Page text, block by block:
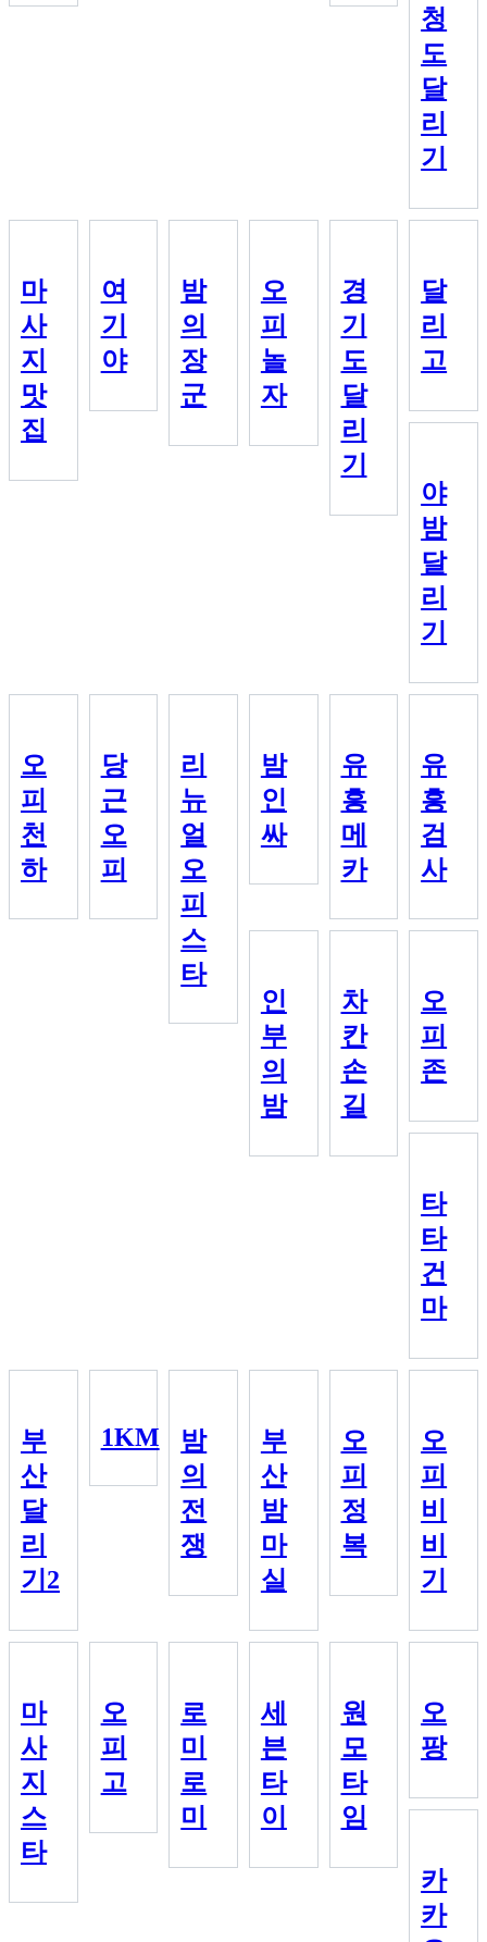
청
도
달
리
기
마
사
지
맛
집
여
기
야
밤
의
장
군
오
피
놀
자
경
기
도
달
리
기
달
리
고
야
밤
달
리
기
오
피
천
하
당
근
오
피
리
뉴
얼
오
피
스
타
밤
인
싸
유
흥
메
카
유
흥
검
사
인
부
의
밤
차
칸
손
길
오
피
존
타
타
건
마
부
산
달
리
기2
1KM
밤
의
전
쟁
부
산
밤
마
실
오
피
정
복
오
피
비
비
기
마
사
지
스
타
오
피
고
로
미
로
미
세
븐
타
이
원
모
타
임
오
팡
카
카